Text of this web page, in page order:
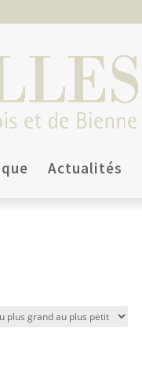
Actualités